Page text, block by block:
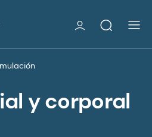
y corporal